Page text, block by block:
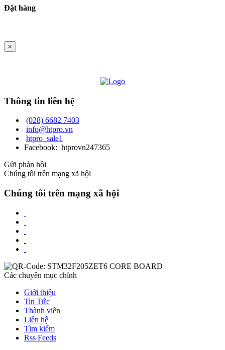
Đặt hàng
×
Thông tin liên hệ
(028) 6682 7403
info@htpro.vn
htpro_sale1
Facebook: htprovn247365
Gửi phản hồi
Chúng tôi trên mạng xã hội
Chúng tôi trên mạng xã hội
Các chuyên mục chính
Giới thiệu
Tin Tức
Thành viên
Liên hệ
Tìm kiếm
Rss Feeds